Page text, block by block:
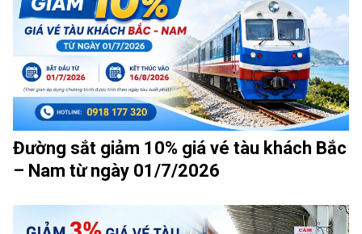
Đường sắt giảm 10% giá vé tàu khách Bắc
– Nam từ ngày 01/7/2026